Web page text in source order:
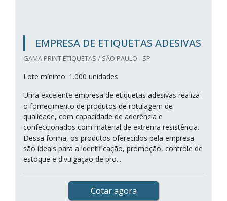
EMPRESA DE ETIQUETAS ADESIVAS
GAMA PRINT ETIQUETAS / SÃO PAULO - SP
Lote mínimo: 1.000 unidades
Uma excelente empresa de etiquetas adesivas realiza
o fornecimento de produtos de rotulagem de
qualidade, com capacidade de aderência e
confeccionados com material de extrema resistência.
Dessa forma, os produtos oferecidos pela empresa
são ideais para a identificação, promoção, controle de
estoque e divulgação de pro...
Cotar agora